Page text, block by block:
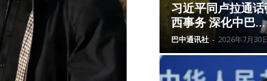
习近平同卢拉通
西事务 深化中巴...
巴中通讯社 - 2026年7月30